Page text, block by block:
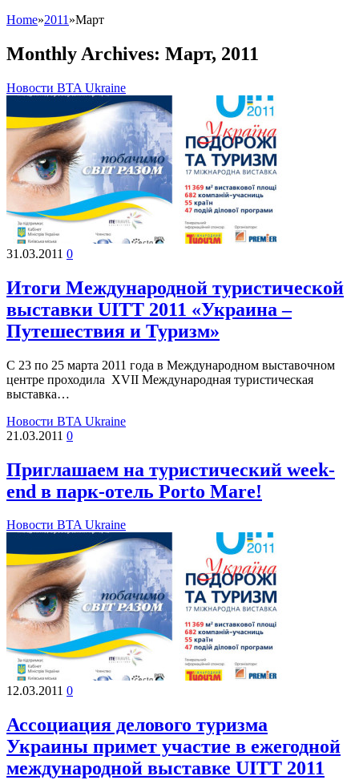
Home»2011 »Март
Monthly Archives: Март, 2011
Новости BTA Ukraine
31.03.2011 0
Итоги Международной туристической
выставки UІTT 2011 «Украина –
Путешествия и Туризм»
С 23 по 25 марта 2011 года в Международном выставочном
центре проходила XVII Международная туристическая
выставка…
Новости BTA Ukraine
21.03.2011 0
Приглашаем на туристический week-
end в парк-отель Porto Mare!
Новости BTA Ukraine
12.03.2011 0
Ассоциация делового туризма
Украины примет участие в ежегодной
международной выставке UITT 2011